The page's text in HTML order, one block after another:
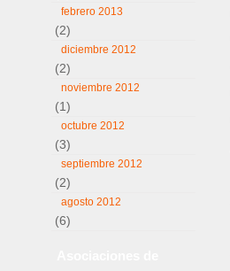
febrero 2013
(2)
diciembre 2012
(2)
noviembre 2012
(1)
octubre 2012
(3)
septiembre 2012
(2)
agosto 2012
(6)